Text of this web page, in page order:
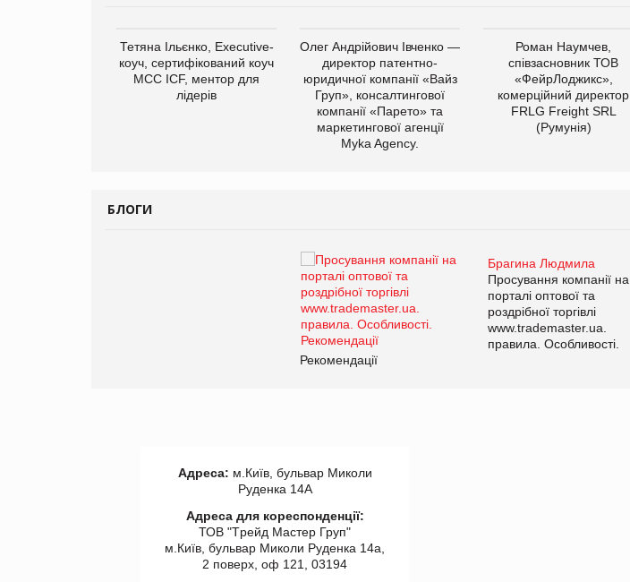
Тетяна Ільєнко, Executive-
коуч, сертифікований коуч
МСС ICF, ментор для
лідерів
Олег Андрійович Івченко —
директор патентно-
юридичної компанії «Вайз
Груп», консалтингової
компанії «Парето» та
маркетингової агенції
Myka Agency.
Роман Наумчев,
співзасновник ТОВ
«ФейрЛоджикс»,
комерційний директор
FRLG Freight SRL
(Румунія)
БЛОГИ
Брагина Людмила
Просування компанії на
порталі оптової та
роздрібної торгівлі
www.trademaster.ua.
правила. Особливості.
Рекомендації
Адреса: м.Київ, бульвар Миколи
Руденка 14А
Адреса для кореспонденції:
ТОВ "Tрейд Мастер Груп"
м.Київ, бульвар Миколи Руденка 14а,
2 поверх, оф 121, 03194